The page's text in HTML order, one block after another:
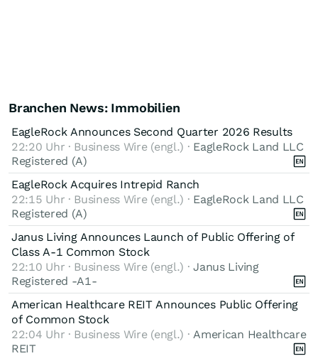
Branchen News: Immobilien
EagleRock Announces Second Quarter 2026 Results
22:20 Uhr · Business Wire (engl.) · EagleRock Land LLC
Registered (A)
EagleRock Acquires Intrepid Ranch
22:15 Uhr · Business Wire (engl.) · EagleRock Land LLC
Registered (A)
Janus Living Announces Launch of Public Offering of
Class A-1 Common Stock
22:10 Uhr · Business Wire (engl.) ·Janus Living
Registered -A1-
American Healthcare REIT Announces Public Offering
of Common Stock
22:04 Uhr · Business Wire (engl.) · American Healthcare
REIT